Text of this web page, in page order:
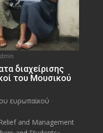
διαχείρισης
του Μουσικού
ευρωπαϊκού
Relief and Management